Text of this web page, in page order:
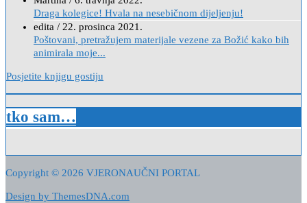
Draga kolegice! Hvala na nesebičnom dijeljenju!
edita / 22. prosinca 2021.
Poštovani, pretražujem materijale vezene za Božić kako bih
animirala moje...
Posjetite knjigu gostiju
tko sam…
Copyright © 2026 VJERONAUČNI PORTAL
Design by ThemesDNA.com